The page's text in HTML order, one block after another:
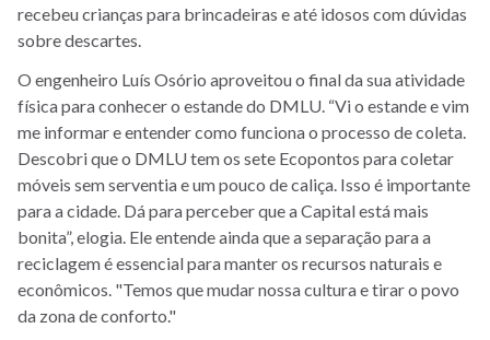
recebeu crianças para brincadeiras e até idosos com dúvidas
sobre descartes.
O engenheiro Luís Osório aproveitou o final da sua atividade
física para conhecer o estande do DMLU. “Vi o estande e vim
me informar e entender como funciona o processo de coleta.
Descobri que o DMLU tem os sete Ecopontos para coletar
móveis sem serventia e um pouco de caliça. Isso é importante
para a cidade. Dá para perceber que a Capital está mais
bonita”, elogia. Ele entende ainda que a separação para a
reciclagem é essencial para manter os recursos naturais e
econômicos. "Temos que mudar nossa cultura e tirar o povo
da zona de conforto."